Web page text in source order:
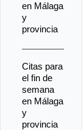
en Málaga
y
provincia
Citas para
el fin de
semana
en Málaga
y
provincia